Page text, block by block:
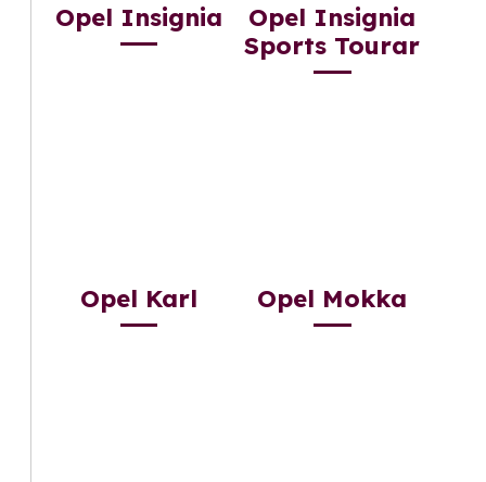
Opel Insignia
Opel Insignia
Sports Tourar
Opel Karl Opel Mokka